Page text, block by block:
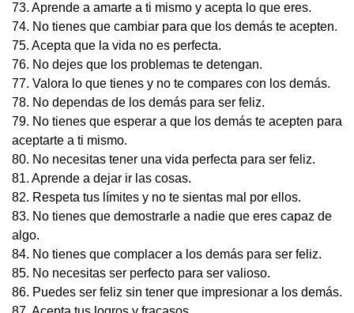
73. Aprende a amarte a ti mismo y acepta lo que eres.
74. No tienes que cambiar para que los demás te acepten.
75. Acepta que la vida no es perfecta.
76. No dejes que los problemas te detengan.
77. Valora lo que tienes y no te compares con los demás.
78. No dependas de los demás para ser feliz.
79. No tienes que esperar a que los demás te acepten para
aceptarte a ti mismo.
80. No necesitas tener una vida perfecta para ser feliz.
81. Aprende a dejar ir las cosas.
82. Respeta tus límites y no te sientas mal por ellos.
83. No tienes que demostrarle a nadie que eres capaz de
algo.
84. No tienes que complacer a los demás para ser feliz.
85. No necesitas ser perfecto para ser valioso.
86. Puedes ser feliz sin tener que impresionar a los demás.